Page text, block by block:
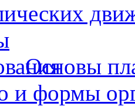
Основы
и формы